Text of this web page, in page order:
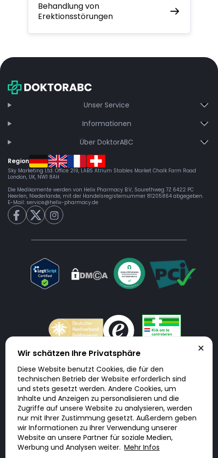
Behandlung von
Erektionsstörungen
Unser Service
Informationen
Über DoktorABC
Region
Sky Marketing Ltd. Office 219, LABS Atrium Stables Market Chalk Farm Road
London, UK, NW1 8AH
Die Medikamente werden von Helix Pharmacy B.V, Sourethweg 7Z 6422 PC
Heerlen, Niederlande, mit der Handelsregisternummer 81205864 abgegeben.
E-Mail: service@helix-pharmacy.de
Doktorabc.com ist eine Vermittlungsplattform. Doktorabc ist ausdrücklich
keine Internetapotheke. Doktorabc bietet keine Medikamente oder
sonstige Produkte an oder liefert diese. Jegliche Informationen zu
Produkten, Medikamenten und Preisen auf der Internetseite beinhalten
kein Angebot von Doktorabc an Sie. Für die Einhaltung der in Ihrem Land
geltenden Gesetze und sonstigen Rechtsvorschriften sind Sie als Nutzer
selbst verantwortlich. Die Nutzung unseres Services auf Doktorabc durch
Sie erfolgt auf eigenes Risiko und in eigener Verantwortung. Sie erklären,
diese Internetseite aus eigener Initiative zu besuchen und zu nutzen.
Wir schätzen Ihre Privatsphäre
Diese Website benutzt Cookies, die für den
technischen Betrieb der Website erforderlich sind
und stets gesetzt werden. Andere Cookies, um
Inhalte und Anzeigen zu personalisieren und die
Zugriffe auf unsere Website zu analysieren, werden
nur mit Ihrer Zustimmung gesetzt. Außerdem geben
wir Informationen zu Ihrer Verwendung unserer
Website an unsere Partner für soziale Medien,
Werbung und Analysen weiter. Mehr Infos